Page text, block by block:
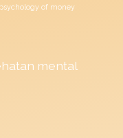
of money
mental